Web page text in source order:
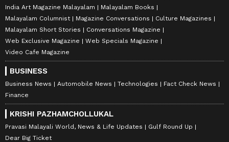
India Art Magazine Malayalam
Malayalam Books
Malayalam Columnist
Magazine Conversations
Culture Magazines
Malayalam Short Stories
Conversations Magazine
Web Exclusive Magazine
Web Specials Magazine
Video Cafe Magazine
BUSINESS
Business News Automobile News Technologies
Fact Check News
Finance
KRISHI PAZHAMCHOLLUKAL
Pravasi Malayali World, News & Life Updates
Gulf Round Up
Dear Big Ticket